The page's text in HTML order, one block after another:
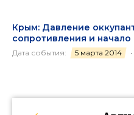
Крым: Давление
сопротивления и
Дата события: 5 марта 2014 •